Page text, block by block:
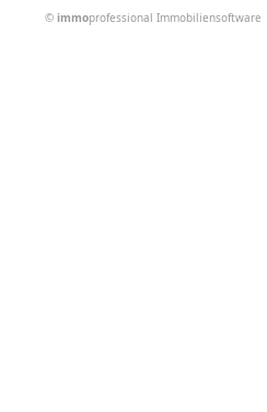
© immoprofessional Immobiliensoftware